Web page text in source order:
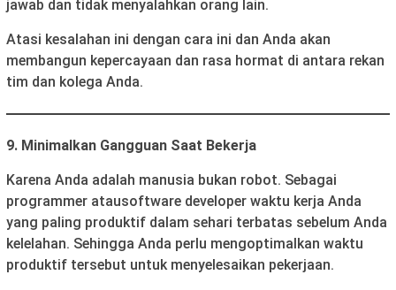
jawab dan tidak menyalahkan orang lain.
Atasi kesalahan ini dengan cara ini dan Anda akan
membangun kepercayaan dan rasa hormat di antara rekan
tim dan kolega Anda.
9. Minimalkan Gangguan Saat Bekerja
Karena Anda adalah manusia bukan robot. Sebagai
programmer atausoftware developer waktu kerja Anda
yang paling produktif dalam sehari terbatas sebelum Anda
kelelahan. Sehingga Anda perlu mengoptimalkan waktu
produktif tersebut untuk menyelesaikan pekerjaan.